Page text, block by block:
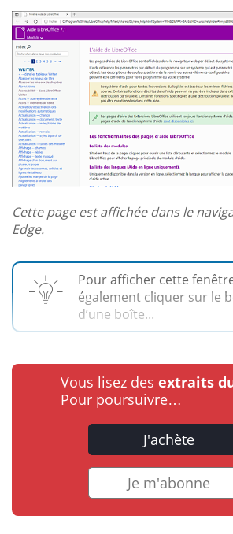
Cette page est affichée dans le
Edge.
Pour afficher cette
également cliquer sur le
d’une boîte...
Vous lisez des extraits
Pour poursuivre…
J'achète
Je m'abonne